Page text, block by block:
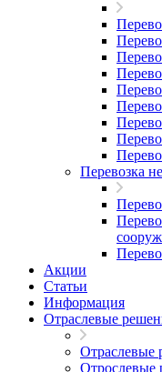
Перевозка
Акции
Статьи
Информация
Отраслевые
Отраслевые
Отрослевые